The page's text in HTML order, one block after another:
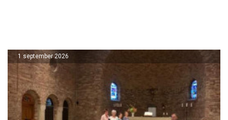
1 september 2026